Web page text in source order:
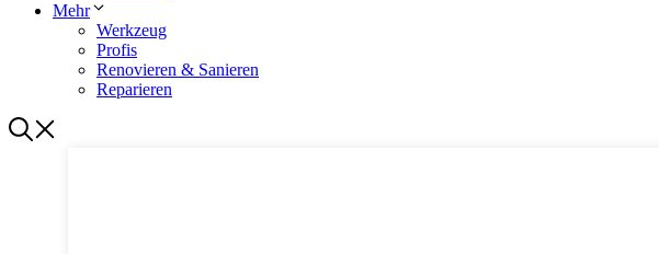
Mehr
Werkzeug
Profis
Renovieren & Sanieren
Reparieren